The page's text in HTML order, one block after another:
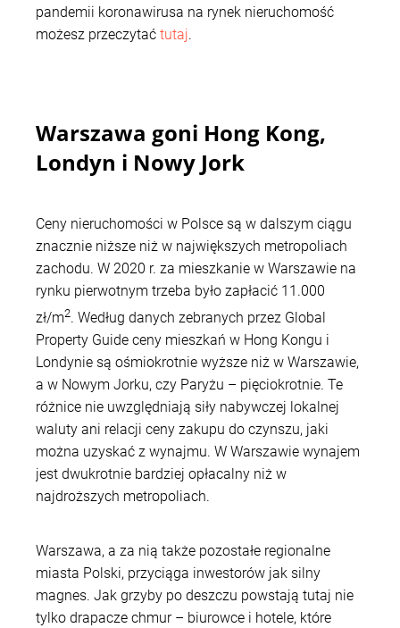
pandemii koronawirusa na rynek nieruchomość
możesz przeczytać tutaj.
Warszawa goni Hong Kong,
Londyn i Nowy Jork
Ceny nieruchomości w Polsce są w dalszym ciągu
znacznie niższe niż w największych metropoliach
zachodu. W 2020 r. za mieszkanie w Warszawie na
rynku pierwotnym trzeba było zapłacić 11.000
zł/m2. Według danych zebranych przez Global
Property Guide ceny mieszkań w Hong Kongu i
Londynie są ośmiokrotnie wyższe niż w Warszawie,
a w Nowym Jorku, czy Paryżu – pięciokrotnie. Te
różnice nie uwzględniają siły nabywczej lokalnej
waluty ani relacji ceny zakupu do czynszu, jaki
można uzyskać z wynajmu. W Warszawie wynajem
jest dwukrotnie bardziej opłacalny niż w
najdroższych metropoliach.
Warszawa, a za nią także pozostałe regionalne
miasta Polski, przyciąga inwestorów jak silny
magnes. Jak grzyby po deszczu powstają tutaj nie
tylko drapacze chmur – biurowce i hotele, które